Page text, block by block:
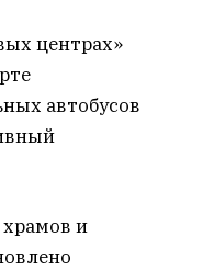
центрах»
автобусов
и